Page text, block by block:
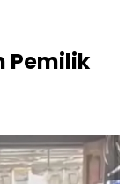
Pemilik